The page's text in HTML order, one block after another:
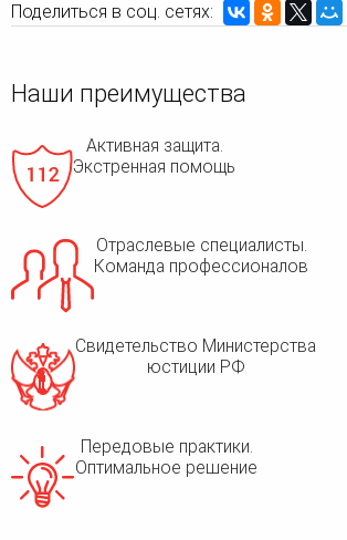
Поделиться в соц. сетях:
Наши преимущества
Активная защита.
Экстренная помощь
Отраслевые специалисты.
Команда профессионалов
Свидетельство Министерства
юстиции РФ
Передовые практики.
Оптимальное решение